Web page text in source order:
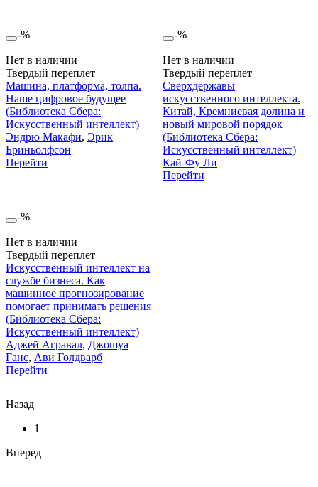
-%
Нет в наличии
Твердый переплет
Машина, платформа, толпа.
Наше цифровое будущее
(Библиотека Сбера:
Искусственный интеллект)
Эндрю Макафи, Эрик
Бриньолфсон
Перейти
-%
Нет в наличии
Твердый переплет
Сверхдержавы
искусственного интеллекта.
Китай, Кремниевая долина и
новый мировой порядок
(Библиотека Сбера:
Искусственный интеллект)
Кай-Фу Ли
Перейти
-%
Нет в наличии
Твердый переплет
Искусственный интеллект на
службе бизнеса. Как
машинное прогнозирование
помогает принимать решения
(Библиотека Сбера:
Искусственный интеллект)
Аджей Агравал, Джошуа
Ганс, Ави Голдварб
Перейти
Назад
1
Вперед